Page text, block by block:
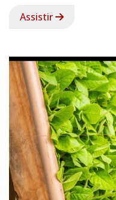
Assistir